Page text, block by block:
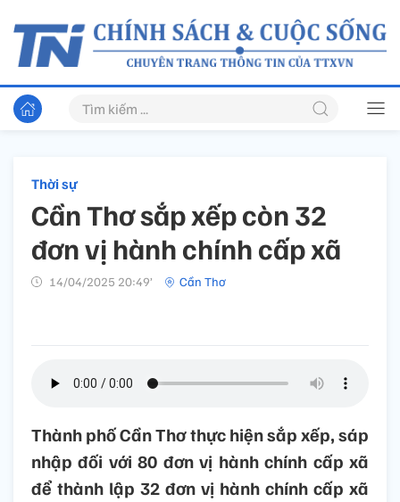
Thời sự
Cần Thơ sắp xếp còn 32
đơn vị hành chính cấp xã
14/04/2025 20:49’ Cần Thơ
Thành phố Cần Thơ thực hiện sắp xếp, sáp
nhập đối với 80 đơn vị hành chính cấp xã
để thành lập 32 đơn vị hành chính cấp xã